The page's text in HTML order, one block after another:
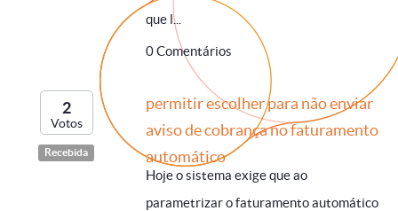
que l...
0 Comentários
2
Votos
Recebida
permitir escolher para não enviar
aviso de cobrança no faturamento
automático
Hoje o sistema exige que ao
parametrizar o faturamento automático